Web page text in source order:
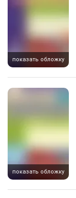
показать обложку
показать обложку